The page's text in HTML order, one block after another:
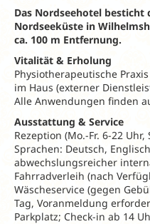
Das Nordseehotel besticht
Nordseeküste in
ca. 100 m Entfernung.
Vitalität & Erholung
Physiotherapeutische
im Haus (externer
Alle Anwendungen finden
Ausstattung & Service
Rezeption (Mo.-Fr. 6-22
Sprachen: Deutsch,
abwechslungsreicher
Fahrradverleih (nach
Wäscheservice (gegen
Tag, Voranmeldung
Parkplatz; Check-in ab 14